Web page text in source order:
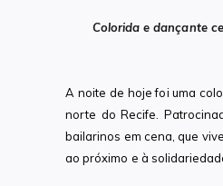
Colorida e dançante
A noite de hoje foi uma
norte do Recife.
bailarinos em cena, que
ao próximo e à